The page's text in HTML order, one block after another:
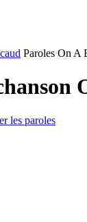
Paroles On A
les paroles